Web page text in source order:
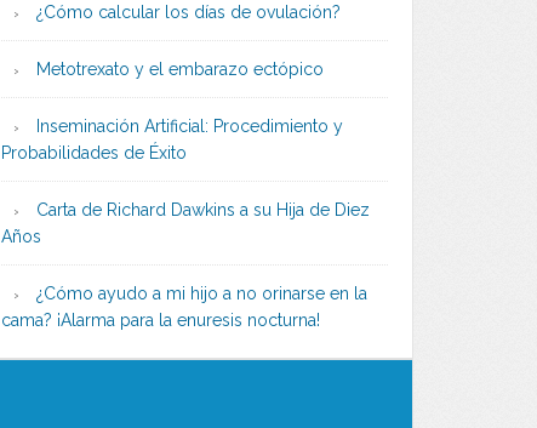
¿Cómo calcular los días de ovulación?
Metotrexato y el embarazo ectópico
Inseminación Artificial: Procedimiento y
Probabilidades de Éxito
Carta de Richard Dawkins a su Hija de Diez
Años
¿Cómo ayudo a mi hijo a no orinarse en la
cama? ¡Alarma para la enuresis nocturna!